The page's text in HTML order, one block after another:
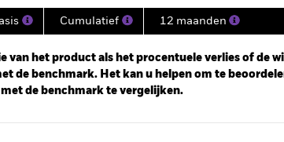
30 00:00:00.
Cumulatief 12 maanden
van het product als het procentuele verlies of de
de benchmark. Het kan u helpen om te
de benchmark te vergelijken.